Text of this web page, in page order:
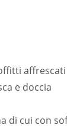
e doccia
di cui con